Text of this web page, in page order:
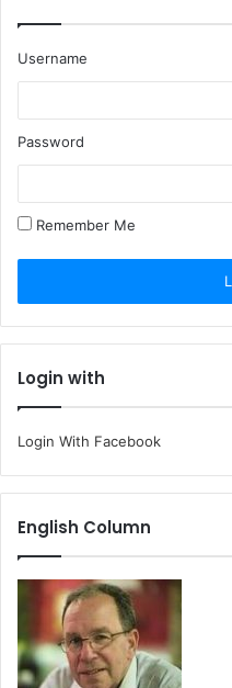
Username
Password
Remember Me
Login with
Login With Facebook
English Column